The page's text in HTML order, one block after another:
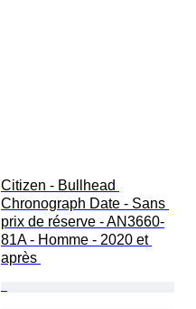
Citizen - Bullhead
Chronograph Date - Sans
prix de réserve - AN3660-
81A - Homme - 2020 et
après